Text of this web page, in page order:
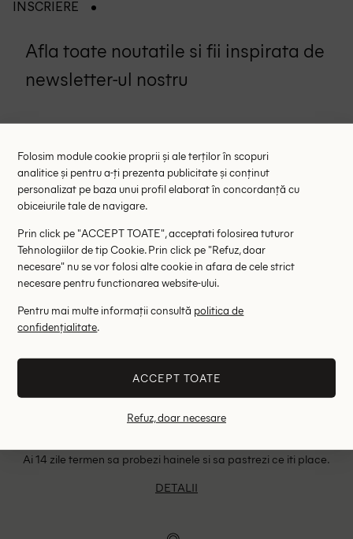
INSCRIERE
Afla toate noutatile si fii inspirata de
newsletter-ul nostru
Confirm că am citit și sunt de acord cuPolitica de confidentialitate
TRANSPORT GRATUIT
Pentru comenzile mai mari de 149.00 Lei
Ai 14 zile termen sa probezi hainele si sa pastrezi ce iti place.
DETALII
Folosim module cookie proprii și ale terților în scopuri
analitice și pentru a-ți prezenta publicitate și conținut
personalizat pe baza unui profil elaborat în concordanță cu
obiceiurile tale de navigare.
Prin click pe "ACCEPT TOATE", acceptati folosirea tuturor
Tehnologiilor de tip Cookie. Prin click pe "Refuz, doar
necesare" nu se vor folosi alte cookie in afara de cele strict
necesare pentru functionarea website-ului.
Pentru mai multe informații consultă politica de
confidențialitate.
ACCEPT TOATE
Refuz, doar necesare